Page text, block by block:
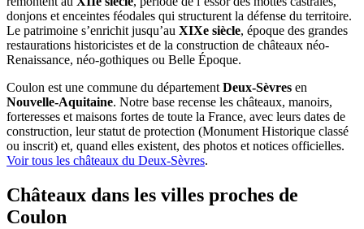
donjons et enceintes féodales qui structurent la défense du territoire.
Le patrimoine s’enrichit jusqu’au XIXe siècle, époque des grandes
restaurations historicistes et de la construction de châteaux néo-
Renaissance, néo-gothiques ou Belle Époque.
Coulon est une commune du départementDeux-Sèvres en
Nouvelle-Aquitaine. Notre base recense les châteaux, manoirs,
forteresses et maisons fortes de toute la France, avec leurs dates de
construction, leur statut de protection (Monument Historique classé
ou inscrit) et, quand elles existent, des photos et notices officielles.
Voir tous les châteaux du Deux-Sèvres.
Châteaux dans les villes proches de
Coulon